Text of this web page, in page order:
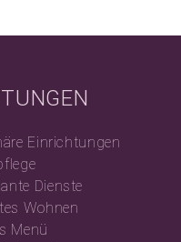
Einrichtungen
Dienste
Wohnen
Menü